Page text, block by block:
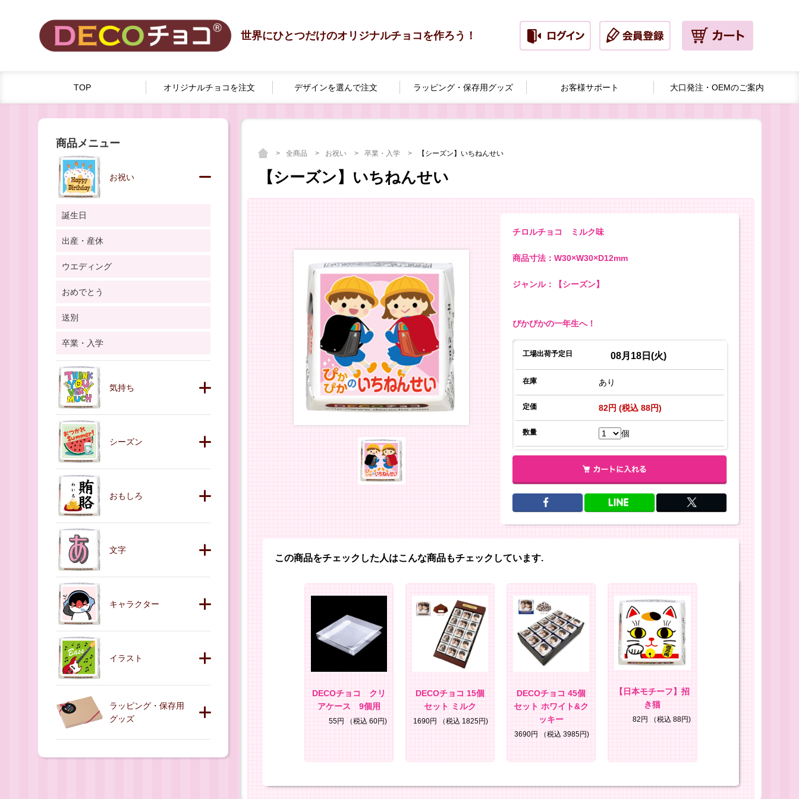
世界にひとつだけのオリジナルチョコを作ろう！
TOP オリジナルチョコを注文 デザインを選んで注文 ラッピング・ 保存用グッズ お客様サポート 大口発注・ OEMのご案内
全商品 お祝い 卒業・入学 【シーズン】いちねんせい
【シーズン】いちねんせい
チロルチョコ ミルク味
商品寸法：W30×W30×D12mm
ジャンル：【シーズン】
ぴかぴかの一年生へ！
工場出荷予定日 08月18日(火)
在庫 あり
定価 82円 (税込 88円)
数量 個
この商品をチェックした人はこんな商品もチェックしています.
DECOチョコ クリ
アケース 9個用
55円 （税込 60円)
DECOチョコ 15個
セット ミルク
1690円 （税込 1825円)
DECOチョコ 45個
セット ホワイト&ク
ッキー
3690円 （税込 3985円)
【日本モチーフ】招
き猫
82円 （税込 88円)
商品メニュー
お祝い
誕生日
出産・産休
ウエディング
おめでとう
送別
卒業・入学
気持ち
シーズン
おもしろ
文字
キャラクター
イラスト
ラッピング・保存用
グッズ